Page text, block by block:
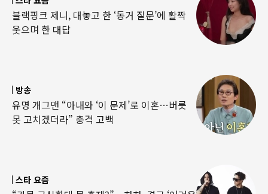
블랙핑크 제니, 대놓고 한 ‘동거 질문’에 활짝
웃으며 한 대답
방송
유명 개그맨 “아내와 ‘이 문제’로 이혼…버릇
못 고치겠더라” 충격 고백
스타 요즘